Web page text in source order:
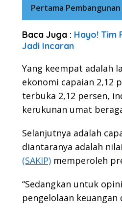
Pertama
Baca Juga : Hayo! Tim
Jadi Incaran
Yang keempat adalah
ekonomi capaian 2,12
terbuka 2,12 persen,
kerukunan umat
Selanjutnya adalah
diantaranya adalah nilai
(SAKIP) memperoleh
“Sedangkan untuk
pengelolaan keuangan